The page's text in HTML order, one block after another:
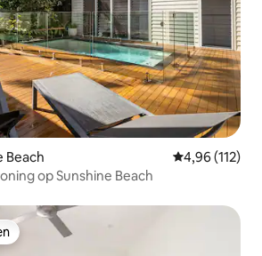
Beach Gemiddelde
4,96 (112)
op Sunshine Beach